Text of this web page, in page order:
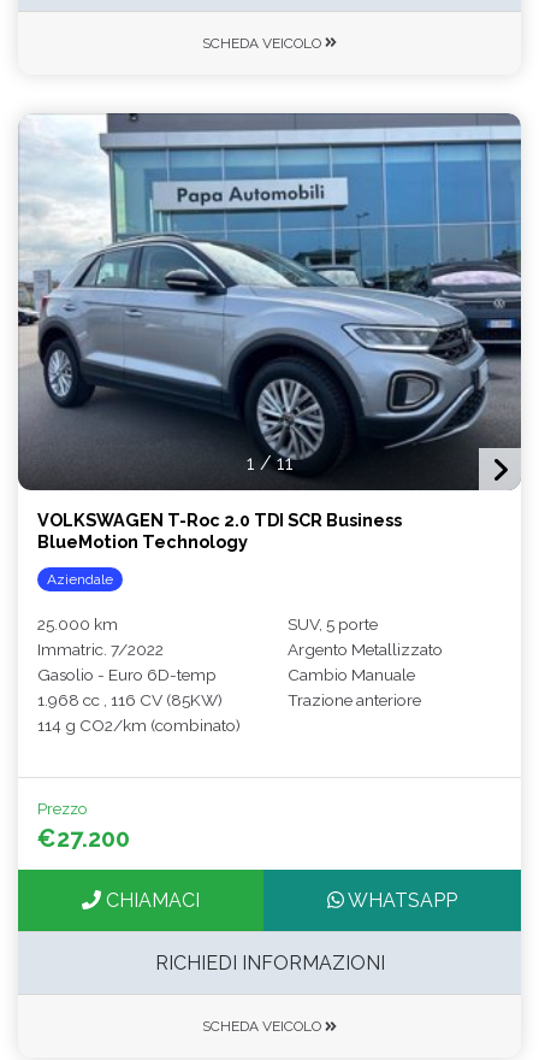
SCHEDA VEICOLO
1 / 11
VOLKSWAGEN T-Roc 2.0 TDI SCR Business
BlueMotion Technology
Aziendale
25.000 km
Immatric. 7/2022
Gasolio - Euro 6D-temp
1.968 cc , 116 CV (85KW)
114 g CO2/km (combinato)
SUV, 5 porte
Argento Metallizzato
Cambio Manuale
Trazione anteriore
Prezzo
€27.200
CHIAMACI WHATSAPP
RICHIEDI INFORMAZIONI
SCHEDA VEICOLO